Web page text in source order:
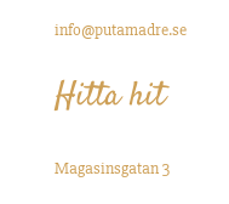
info@putamadre.se
Hitta hit
Magasinsgatan 3